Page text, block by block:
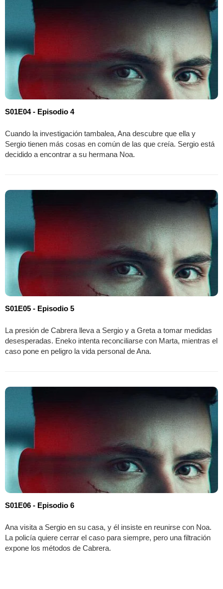
S01E04 - Episodio 4
Cuando la investigación tambalea, Ana descubre que ella y
Sergio tienen más cosas en común de las que creía. Sergio está
decidido a encontrar a su hermana Noa.
S01E05 - Episodio 5
La presión de Cabrera lleva a Sergio y a Greta a tomar medidas
desesperadas. Eneko intenta reconciliarse con Marta, mientras el
caso pone en peligro la vida personal de Ana.
S01E06 - Episodio 6
Ana visita a Sergio en su casa, y él insiste en reunirse con Noa.
La policía quiere cerrar el caso para siempre, pero una filtración
expone los métodos de Cabrera.